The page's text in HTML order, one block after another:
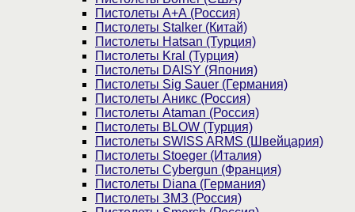
Пистолеты А+А (Россия)
Пистолеты Stalker (Китай)
Пистолеты Hatsan (Турция)
Пистолеты Kral (Турция)
Пистолеты DAISY (Япония)
Пистолеты Sig Sauer (Германия)
Пистолеты Аникс (Россия)
Пистолеты Ataman (Россия)
Пистолеты BLOW (Турция)
Пистолеты SWISS ARMS (Швейцария)
Пистолеты Stoeger (Италия)
Пистолеты Cybergun (Франция)
Пистолеты Diana (Германия)
Пистолеты ЗМЗ (Россия)